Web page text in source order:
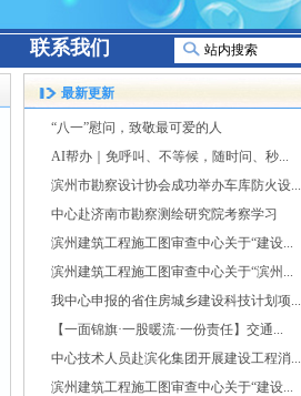
联系我们
最新更新
“八一”慰问，致敬最可爱的人
AI帮办｜免呼叫、不等候，随时问、秒...
滨州市勘察设计协会成功举办车库防火设...
中心赴济南市勘察测绘研究院考察学习
滨州建筑工程施工图审查中心关于“建设...
滨州建筑工程施工图审查中心关于“滨州...
我中心申报的省住房城乡建设科技计划项...
【一面锦旗·一股暖流·一份责任】交通...
中心技术人员赴滨化集团开展建设工程消...
滨州建筑工程施工图审查中心关于“建设...